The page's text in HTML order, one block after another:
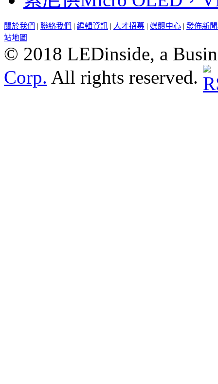
關於我們 | 聯絡我們 | 編輯資訊 | 人才招募 | 媒體中心 | 發佈新
站地圖
© 2018 LEDinside, a
Corp. All rights reserved.